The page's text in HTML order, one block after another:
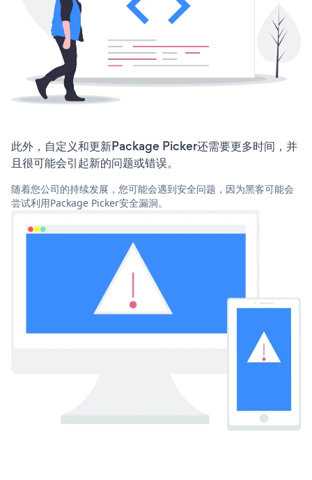
此外，自定义和更新Package Picker还需要更多时间，并
且很可能会引起新的问题或错误。
随着您公司的持续发展，您可能会遇到安全问题，因为黑客可能会
尝试利用Package Picker安全漏洞。